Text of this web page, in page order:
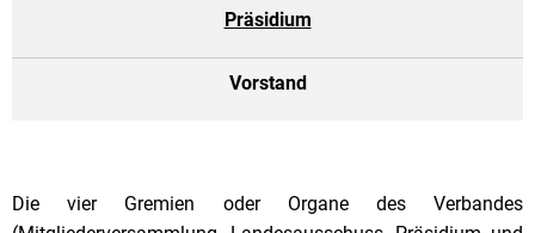
Präsidium
Vorstand
Die vier Gremien oder Organe des Verbandes